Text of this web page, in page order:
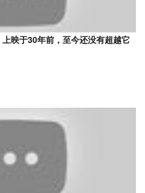
上映于30年前，至今还没有超越它